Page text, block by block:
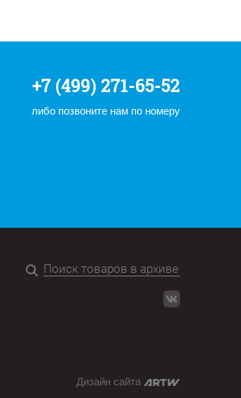
+7 (499) 271-65-52
либо позвоните нам по номеру
Дизайн сайта